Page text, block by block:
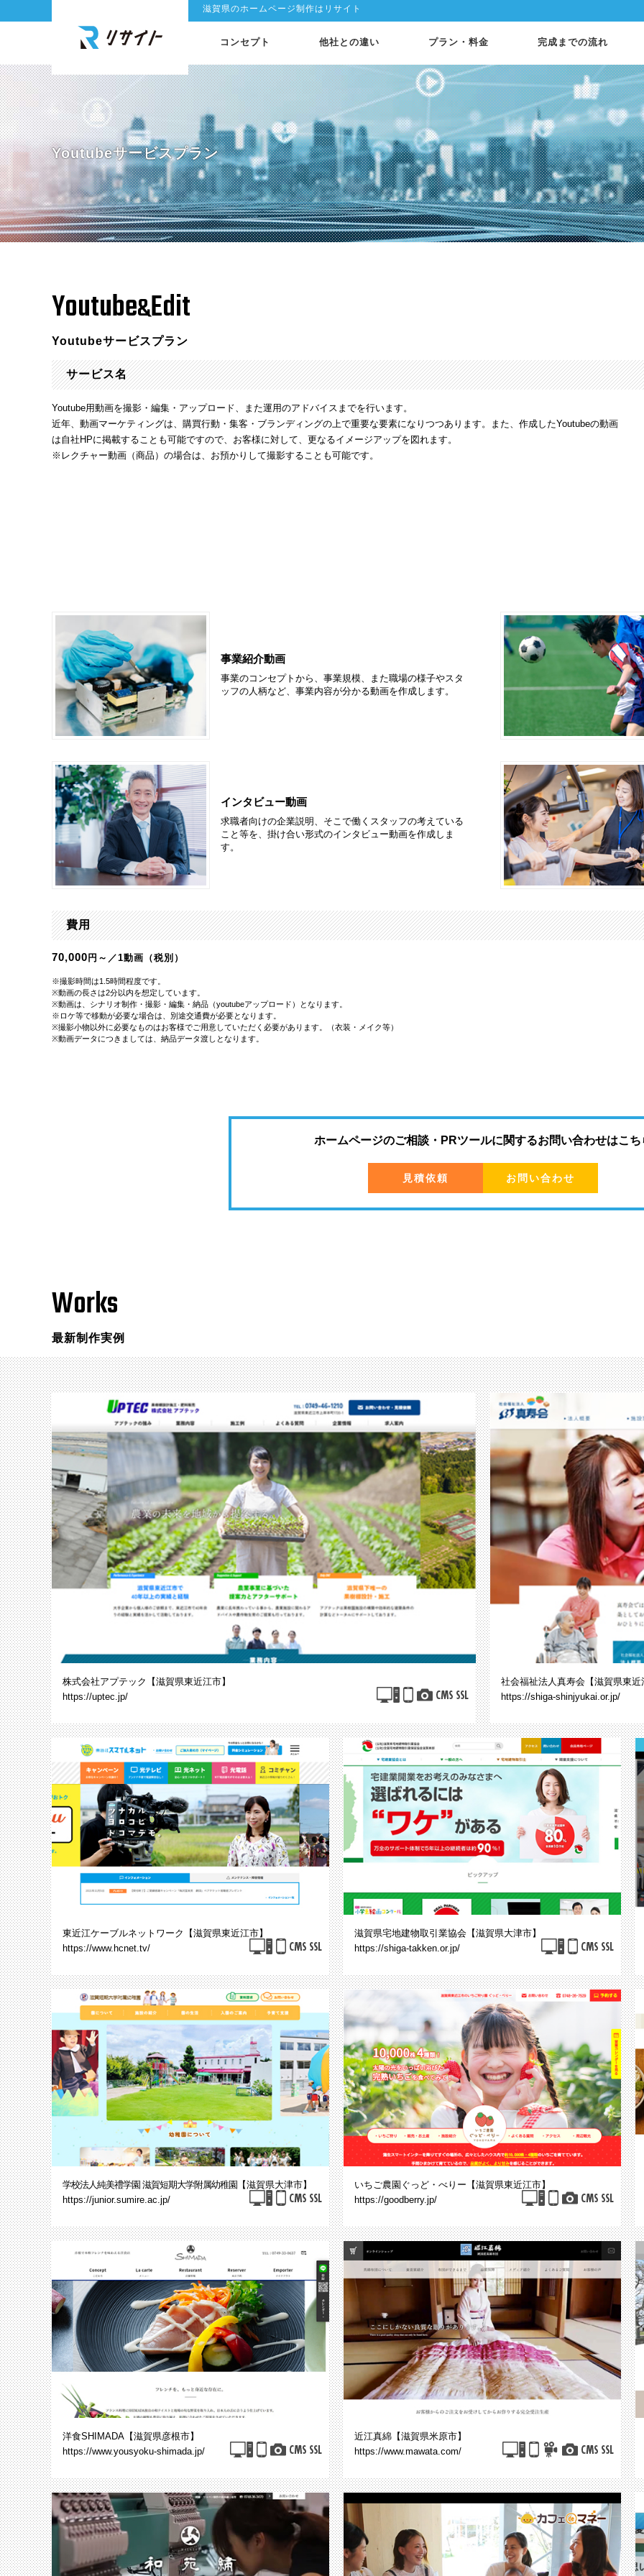
滋賀県のホームページ制作はリサイト
コンセプト 他社との違い プラン・料金 完成までの流れ
Youtubeサービスプラン
Youtube&Edit
Youtubeサービスプラン
サービス名
Youtube用動画を撮影・編集・アップロード、また運用のアドバイスまでを行います。
近年、動画マーケティングは、購買行動・集客・ブランディングの上で重要な要素になりつつあります。また、作成したYoutubeの動画
は自社HPに掲載することも可能ですので、お客様に対して、更なるイメージアップを図れます。
※レクチャー動画（商品）の場合は、お預かりして撮影することも可能です。
事業紹介動画
事業のコンセプトから、事業規模、また職場の様子やスタ
ッフの人柄など、事業内容が分かる動画を作成します。
インタビュー動画
求職者向けの企業説明、そこで働くスタッフの考えている
こと等を、掛け合い形式のインタビュー動画を作成しま
す。
費用
70,000 円～／1動画（税別）
※撮影時間は1.5時間程度です。
※動画の長さは2分以内を想定しています。
※動画は、シナリオ制作・撮影・編集・納品（youtubeアップロード）となります。
※ロケ等で移動が必要な場合は、別途交通費が必要となります。
※撮影小物以外に必要なものはお客様でご用意していただく必要があります。（衣装・メイク等）
※動画データにつきましては、納品データ渡しとなります。
ホームページのご相談・PRツールに関するお問い合わせはこち
見積依頼 お問い合わせ
Works
最新制作実例
株式会社アプテック【滋賀県東近江市】
https://uptec.jp/
社会福祉法人真寿会【滋賀県東近
https://shiga-shinjyukai.or.jp/
東近江ケーブルネットワーク【滋賀県東近江市】
https://www.hcnet.tv/
滋賀県宅地建物取引業協会【滋賀県大津市】
https://shiga-takken.or.jp/
学校法人純美禮学園 滋賀短期大学附属幼稚園 【滋賀県大津市】
https://junior.sumire.ac.jp/
いちご農園ぐっど・べりー【滋賀県東近江市】
https://goodberry.jp/
洋食SHIMADA【滋賀県彦根市】
https://www.yousyoku-shimada.jp/
近江真綿【滋賀県米原市】
https://www.mawata.com/